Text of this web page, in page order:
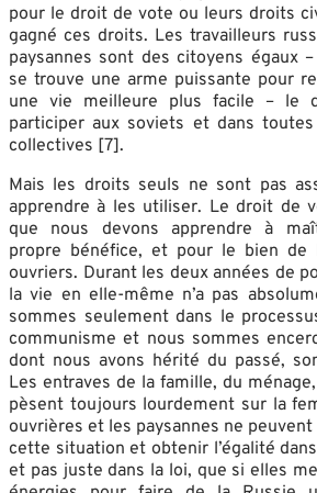
pour le droit de vote ou leurs droits
gagné ces droits. Les travailleurs
paysannes sont des citoyens égaux
se trouve une arme puissante pour
une vie meilleure plus facile – le
participer aux soviets et dans
collectives [7].
Mais les droits seuls ne sont pas
apprendre à les utiliser. Le droit de
que nous devons apprendre à
propre bénéfice, et pour le bien de
ouvriers. Durant les deux années de
la vie en elle-même n’a pas
sommes seulement dans le
communisme et nous sommes
dont nous avons hérité du passé,
Les entraves de la famille, du
pèsent toujours lourdement sur la
ouvrières et les paysannes ne
cette situation et obtenir l’égalité
et pas juste dans la loi, que si elles